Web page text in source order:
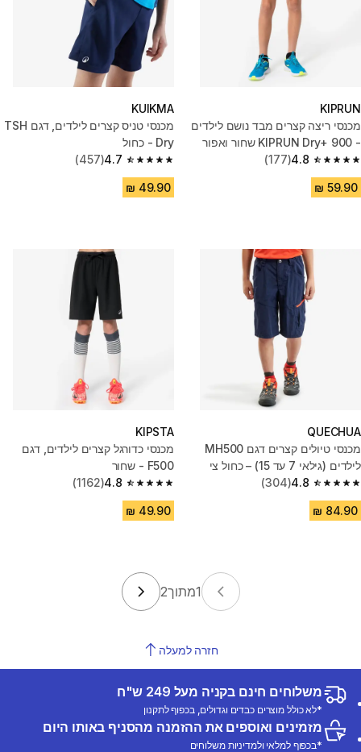
KIPRUN
מכנסי ריצה קצרים מבד נושם לילדים
- KIPRUN Dry+ 900 שחור ואפור
4.8
4.8 out of 5 stars from 177 reviews
(177)
KUIKMA
מכנסי טניס קצרים לילדים, דגם TSH
Dry - כחול
4.7
4.7 out of 5 stars from 457 reviews
(457)
QUECHUA
מכנסי טיולים קצרים דגם MH500
לילדים (גילאי 7 עד 15) – כחול צי
4.8
4.8 out of 5 stars from 304 reviews
(304)
KIPSTA
מכנסי כדורגל קצרים לילדים, דגם
F500 - שחור
4.8
4.8 out of 5 stars from 1162 reviews
(1162)
1מתוך2
חזרה למעלה
משלוחים חינם בקניה מעל 249 ש"ח
*לא כולל מוצרים כבדים וגדולים, בכפוף לתקנון
מזמינים ואוספים את ההזמנה מהסניף באותו היום
*בכפוף למלאי ולמדיניות משלוחים